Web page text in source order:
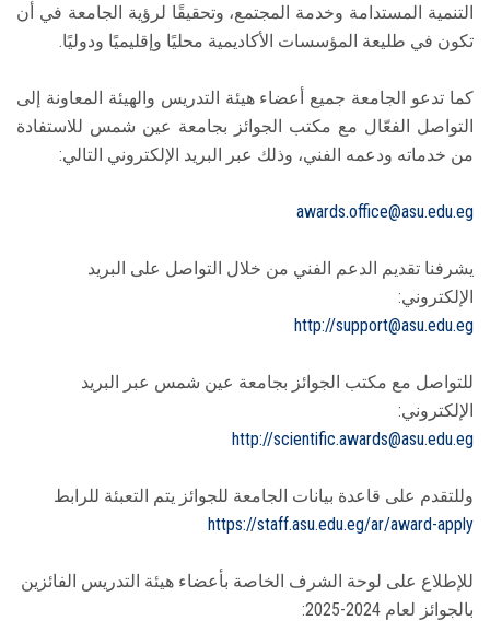
التنمية المستدامة وخدمة المجتمع، وتحقيقًا لرؤية الجامعة في أن
تكون في طليعة المؤسسات الأكاديمية محليًا وإقليميًا ودوليًا.
كما تدعو الجامعة جميع أعضاء هيئة التدريس والهيئة المعاونة إلى
التواصل الفعّال مع مكتب الجوائز بجامعة عين شمس للاستفادة
من خدماته ودعمه الفني، وذلك عبر البريد الإلكتروني التالي:
يشرفنا تقديم الدعم الفني من خلال التواصل على البريد
الإلكتروني:‏
http://support@asu.edu.eg
للتواصل مع مكتب الجوائز بجامعة عين شمس عبر البريد
الإلكتروني:‏
http://scientific.awards@asu.edu.eg
وللتقدم على قاعدة بيانات الجامعة للجوائز يتم التعبئة للرابط
https://staff.asu.edu.eg/ar/award-apply
للإطلاع على لوحة الشرف الخاصة بأعضاء هيئة التدريس الفائزين
بالجوائز لعام 2024-2025: